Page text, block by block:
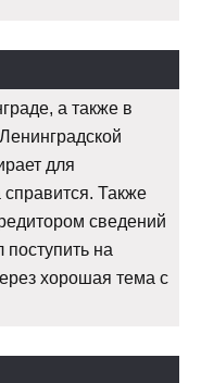
а также в
для
справится. Также
сведений
поступить на
хорошая тема с